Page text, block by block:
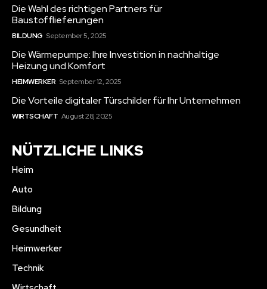
Die Wahl des richtigen Partners für
Baustofflieferungen
BILDUNG September 5, 2025
Die Wärmepumpe: Ihre Investition in nachhaltige
Heizung und Komfort
HEIMWERKER September 12, 2025
Die Vorteile digitaler Türschilder für Ihr Unternehmen
WIRTSCHAFT August 28, 2025
NÜTZLICHE LINKS
Heim
Auto
Bildung
Gesundheit
Heimwerker
Technik